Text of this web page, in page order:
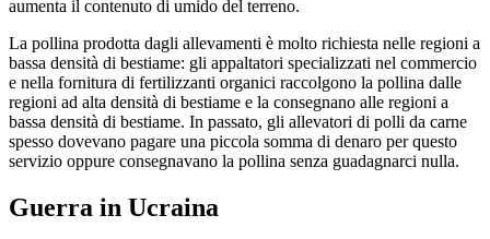
aumenta il contenuto di umido del terreno.
La pollina prodotta dagli allevamenti è molto richiesta nelle regioni a
bassa densità di bestiame: gli appaltatori specializzati nel commercio
e nella fornitura di fertilizzanti organici raccolgono la pollina dalle
regioni ad alta densità di bestiame e la consegnano alle regioni a
bassa densità di bestiame. In passato, gli allevatori di polli da carne
spesso dovevano pagare una piccola somma di denaro per questo
servizio oppure consegnavano la pollina senza guadagnarci nulla.
Guerra in Ucraina